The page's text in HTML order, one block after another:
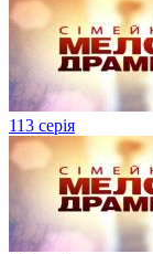
113 серія